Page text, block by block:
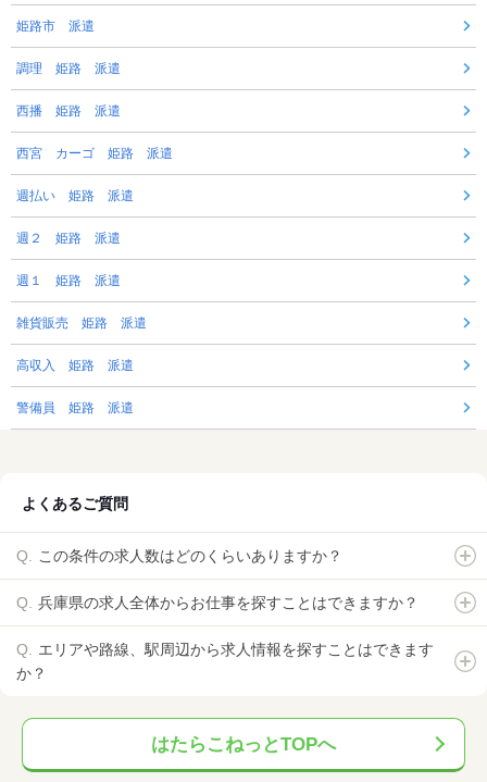
姫路市 派遣
調理 姫路 派遣
西播 姫路 派遣
西宮 カーゴ 姫路 派遣
週払い 姫路 派遣
週２ 姫路 派遣
週１ 姫路 派遣
雑貨販売 姫路 派遣
高収入 姫路 派遣
警備員 姫路 派遣
よくあるご質問
この条件の求人数はどのくらいありますか？
兵庫県の求人全体からお仕事を探すことはできますか？
エリアや路線、駅周辺から求人情報を探すことはできます
か？
はたらこねっとTOPへ